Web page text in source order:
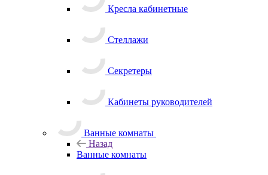
Кресла кабинетные
Стеллажи
Секретеры
Кабинеты руководителей
Ванные комнаты
Назад
Ванные комнаты